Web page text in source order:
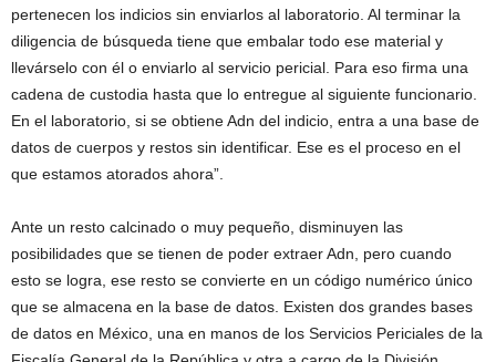
pertenecen los indicios sin enviarlos al laboratorio. Al terminar la
diligencia de búsqueda tiene que embalar todo ese material y
llevárselo con él o enviarlo al servicio pericial. Para eso firma una
cadena de custodia hasta que lo entregue al siguiente funcionario.
En el laboratorio, si se obtiene Adn del indicio, entra a una base de
datos de cuerpos y restos sin identificar. Ese es el proceso en el
que estamos atorados ahora”.
Ante un resto calcinado o muy pequeño, disminuyen las
posibilidades que se tienen de poder extraer Adn, pero cuando
esto se logra, ese resto se convierte en un código numérico único
que se almacena en la base de datos. Existen dos grandes bases
de datos en México, una en manos de los Servicios Periciales de la